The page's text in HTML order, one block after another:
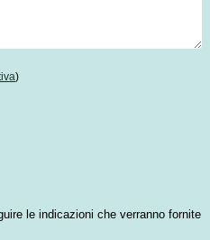
)
le indicazioni che verranno fornite